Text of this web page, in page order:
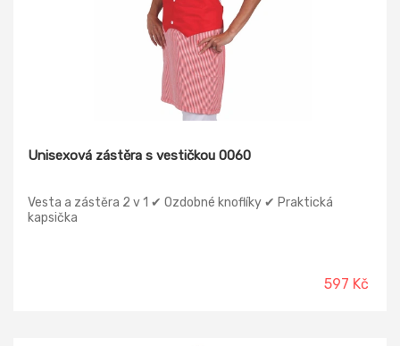
Unisexová zástěra s vestičkou 0060
Vesta a zástěra 2 v 1 ✔ Ozdobné knoflíky ✔ Praktická
kapsička
597 Kč